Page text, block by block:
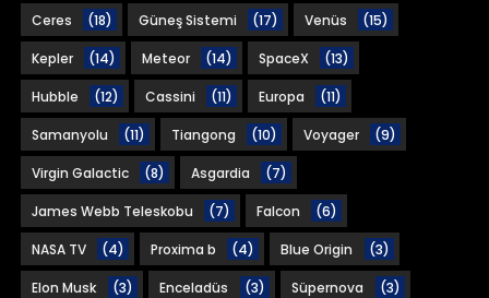
Ceres (18) Güneş Sistemi (17) Venüs (15)
Kepler (14) Meteor (14) SpaceX (13)
Hubble (12) Cassini (11) Europa (11)
Samanyolu (11) Tiangong (10) Voyager (9)
Virgin Galactic (8) Asgardia (7)
James Webb Teleskobu (7) Falcon (6)
NASA TV (4) Proxima b (4) Blue Origin (3)
Elon Musk (3) Enceladüs (3) Süpernova (3)